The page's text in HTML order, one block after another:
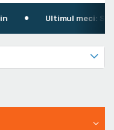
Ultimul meci: